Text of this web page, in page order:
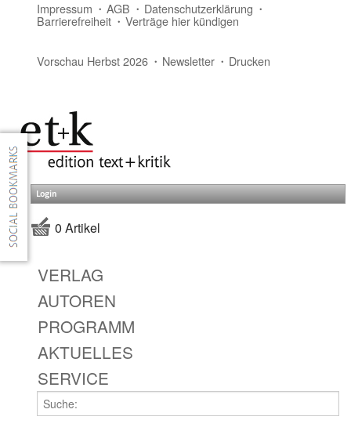
Impressum AGB Datenschutzerklärung
Barrierefreiheit Verträge hier kündigen
Vorschau Herbst 2026 Newsletter Drucken
Login
0 Artikel
VERLAG
AUTOREN
PROGRAMM
AKTUELLES
SERVICE